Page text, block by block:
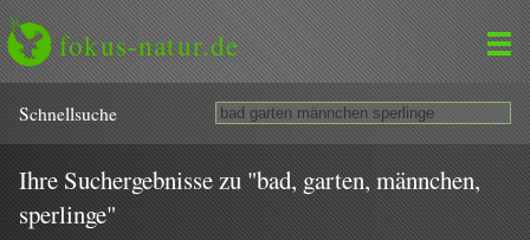
fokus-natur.de
Schnell­suche
Ihre Suchergebnisse zu "bad, garten, männchen,
sperlinge"